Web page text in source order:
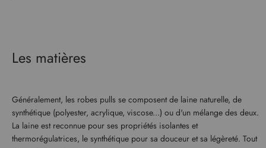
Les matières
Généralement, les robes pulls se composent de laine naturelle, de
synthétique (polyester, acrylique, viscose...) ou d'un mélange des deux.
La laine est reconnue pour ses propriétés isolantes et
thermorégulatrices, le synthétique pour sa douceur et sa légèreté. Tout